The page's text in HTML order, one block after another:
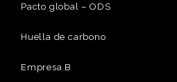
Pacto global – ODS
Huella de carbono
Empresa B